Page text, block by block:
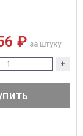
₽ за штуку
+